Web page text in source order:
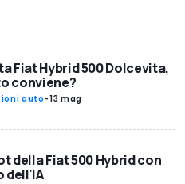
Fiat Hybrid 500 Dolcevita,
conviene?
auto-13 mag
della Fiat 500 Hybrid con
dell'IA